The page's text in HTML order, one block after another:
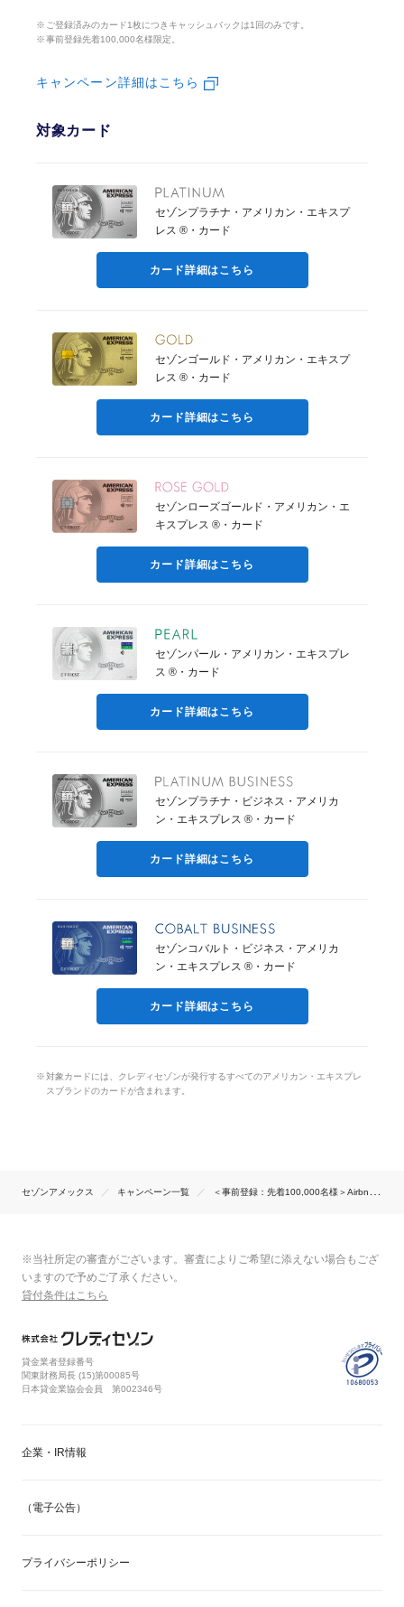
ご登録済みのカード1枚につきキャッシュバックは1回のみです。
事前登録先着100,000名様限定。
キャンペーン詳細はこちら
対象カード
セゾンプラチナ・アメリカン・エキスプ
レス ®・カード
カード詳細はこちら
セゾンゴールド・アメリカン・エキスプ
レス ®・カード
カード詳細はこちら
セゾンローズゴールド・アメリカン・エ
キスプレス ®・カード
カード詳細はこちら
セゾンパール・アメリカン・エキスプレ
ス ®・カード
カード詳細はこちら
セゾンプラチナ・ビジネス・アメリカ
ン・エキスプレス ®・カード
カード詳細はこちら
セゾンコバルト・ビジネス・アメリカ
ン・エキスプレス ®・カード
カード詳細はこちら
対象カードには、クレディセゾンが発行するすべてのアメリカン・エキスプレ
スブランドのカードが含まれます。
セゾンアメックス キャンペーン一覧 ＜事前登録：先着100,000名様＞Airbnb（エアビーアンドビー）のウェブサイトにて5,000円キャッシュバック｜セゾン・アメリカン・エキスプレス®・カード
※当社所定の審査がございます。審査によりご希望に添えない場合もござ
いますので予めご了承ください。
貸付条件はこちら
貸金業者登録番号
関東財務局長 (15)第00085号
日本貸金業協会会員 第002346号
企業・IR情報
（電子公告）
プライバシーポリシー